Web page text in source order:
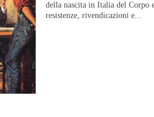
della nascita in Italia del Corpo
resistenze, rivendicazioni e...